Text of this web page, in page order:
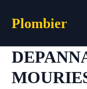
Plombier